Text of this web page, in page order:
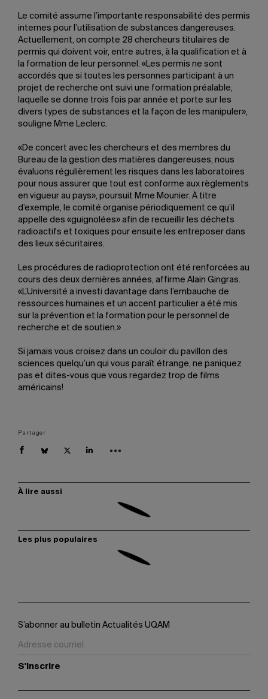
Le comité assume l’importante responsabilité des permis
internes pour l’utilisation de substances dangereuses.
Actuellement, on compte 28 chercheurs titulaires de
permis qui doivent voir, entre autres, à la qualification et à
la formation de leur personnel. «Les permis ne sont
accordés que si toutes les personnes participant à un
projet de recherche ont suivi une formation préalable,
laquelle se donne trois fois par année et porte sur les
divers types de substances et la façon de les manipuler»,
souligne Mme Leclerc.
«De concert avec les chercheurs et des membres du
Bureau de la gestion des matières dangereuses, nous
évaluons régulièrement les risques dans les laboratoires
pour nous assurer que tout est conforme aux règlements
en vigueur au pays», poursuit Mme Mounier. À titre
d’exemple, le comité organise périodiquement ce qu’il
appelle des «guignolées» afin de recueillir les déchets
radioactifs et toxiques pour ensuite les entreposer dans
des lieux sécuritaires.
Les procédures de radioprotection ont été renforcées au
cours des deux dernières années, affirme Alain Gingras.
«L’Université a investi davantage dans l’embauche de
ressources humaines et un accent particulier a été mis
sur la prévention et la formation pour le personnel de
recherche et de soutien.»
Si jamais vous croisez dans un couloir du pavillon des
sciences quelqu’un qui vous paraît étrange, ne paniquez
pas et dites-vous que vous regardez trop de films
américains!
Partager
À lire aussi
Les plus populaires
S’abonner au bulletin Actualités UQAM
S'inscrire